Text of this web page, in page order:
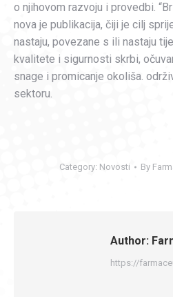
o njihovom razvoju i provedbi.
nova je publikacija, čiji je cilj
nastaju, povezane s ili nastaju
kvalitete i sigurnosti skrbi,
snage i promicanje okoliša.
sektoru.
Category: Novosti By
Author:
https://